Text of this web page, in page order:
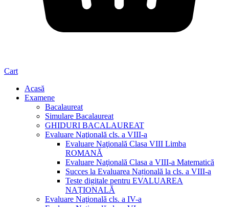
Cart
Acasă
Examene
Bacalaureat
Simulare Bacalaureat
GHIDURI BACALAUREAT
Evaluare Naţională cls. a VIII-a
Evaluare Naţională Clasa VIII Limba
ROMANĂ
Evaluare Naţională Clasa a VIII-a Matematică
Succes la Evaluarea Națională la cls. a VIII-a
Teste digitale pentru EVALUAREA
NAȚIONALĂ
Evaluare Naţională cls. a IV-a